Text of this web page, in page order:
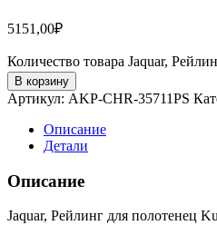
5151,00₽
Количество товара Jaquar,
В корзину
Артикул: AKP-CHR-35711PS
Описание
Детали
Описание
Jaquar, Рейлинг для полотенец